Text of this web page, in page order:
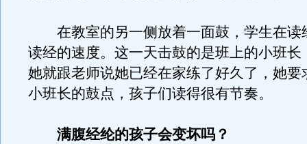
在教室的另一侧放着一面鼓，学生在读
读经的速度。这一天击鼓的是班上的小班长
她就跟老师说她已经在家练了好久了，她要
小班长的鼓点，孩子们读得很有节奏。
满腹经纶的孩子会变坏吗？